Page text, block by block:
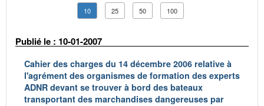
10 25 50 100
Publié le : 10-01-2007
Cahier des charges du 14 décembre 2006 relative à
l'agrément des organismes de formation des experts
ADNR devant se trouver à bord des bateaux
transportant des marchandises dangereuses par